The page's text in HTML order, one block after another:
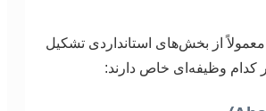
از بخش‌های استانداردی تشکیل
وظیفه‌ای خاص دارند: